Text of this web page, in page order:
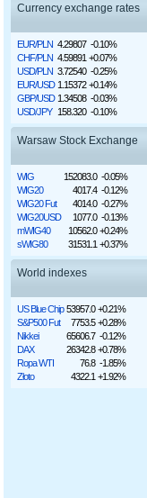
Currency exchange rates
EUR/PLN 4.29807 -0.10%
CHF/PLN 4.59891 +0.07%
USD/PLN 3.72540 -0.25%
EUR/USD 1.15372 +0.14%
GBP/USD 1.34508 -0.03%
USD/JPY 158.320 -0.10%
Warsaw Stock Exchange
WIG 152083.0 -0.05%
WIG20
4017.4 -0.12%
WIG20 Fut
4014.0 -0.27%
WIG20USD
1077.0 -0.13%
mWIG40
10562.0 +0.24%
sWIG80
31531.1 +0.37%
World indexes
US Blue Chip 53957.0 +0.21%
S&P500 Fut
7753.5 +0.28%
Nikkei
65606.7 -0.12%
DAX
26342.8 +0.78%
Ropa WTI
76.8 -1.85%
Złoto
4322.1 +1.92%